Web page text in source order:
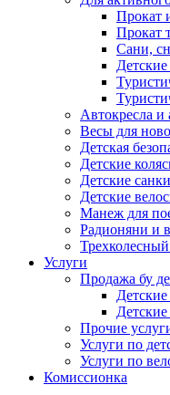
Прокат
Прокат
Сани,
Детские
Автокресла и
Весы для
Детская
Детские
Детские
Детские
Манеж для
Радионяни и
Услуги
Продажа бу
Прочие
Услуги по
Услуги по
Комиссионка